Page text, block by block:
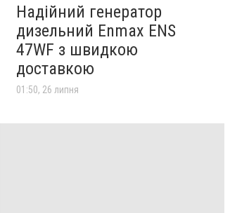
Надійний генератор
дизельний Enmax ENS
47WF з швидкою
доставкою
01:50, 26 липня